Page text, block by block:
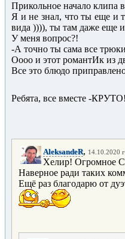
Прикольное начало клипа
Я и не знал, что ты еще и
вида )))), ты там даже еще
У меня вопрос?!
-А точно ты сама все
Оооо и этот романтИк из
Все это блюдо
Ребята, все вместе -
AleksandeR, 14.10.2020
Хелир! Огромное
Наверное ради таких
Ещё раз благодарю от